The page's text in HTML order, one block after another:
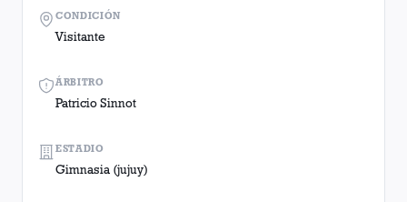
ÁRBITRO
Patricio Sinnot
CONDICIÓN
Visitante
ESTADIO
Gimnasia (jujuy)